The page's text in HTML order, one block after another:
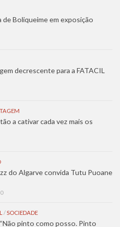
de Boliqueime em exposição
decrescente para a FATACIL
a cativar cada vez mais os
do Algarve convida Tutu Puoane
/SOCIEDADE
pinto como posso. Pinto